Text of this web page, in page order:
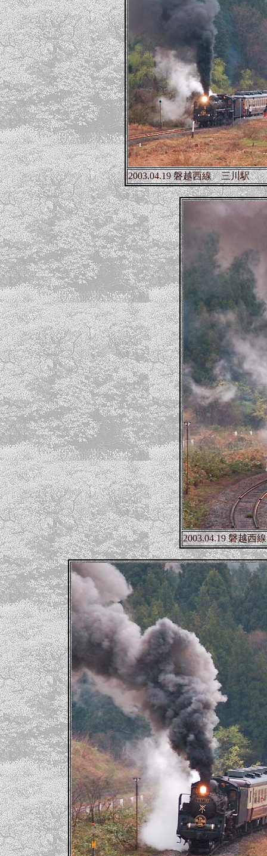
2003.04.19 磐越西線 三川駅
2003.04.19 磐越西